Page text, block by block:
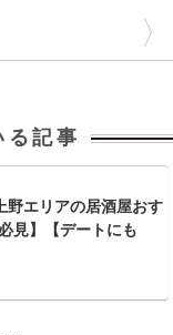
〉
る記事
野エリアの居酒屋おす
見】【デートにも